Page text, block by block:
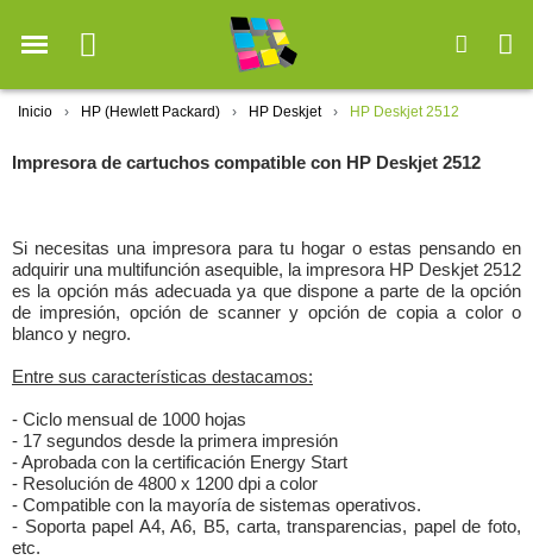
Inicio HP (Hewlett Packard) HP Deskjet HP Deskjet 2512
Impresora de cartuchos compatible con HP Deskjet 2512
Si necesitas una impresora para tu hogar o estas pensando en
adquirir una multifunción asequible, la impresora HP Deskjet 2512
es la opción más adecuada ya que dispone a parte de la opción
de impresión, opción de scanner y opción de copia a color o
blanco y negro.
Entre sus características destacamos:
- Ciclo mensual de 1000 hojas
- 17 segundos desde la primera impresión
- Aprobada con la certificación Energy Start
- Resolución de 4800 x 1200 dpi a color
- Compatible con la mayoría de sistemas operativos.
- Soporta papel A4, A6, B5, carta, transparencias, papel de foto,
etc.